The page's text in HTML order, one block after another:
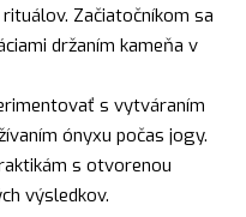
Začiatočníkom sa
držaním kameňa v
s vytváraním
ónyxu počas jogy.
s otvorenou
výsledkov.